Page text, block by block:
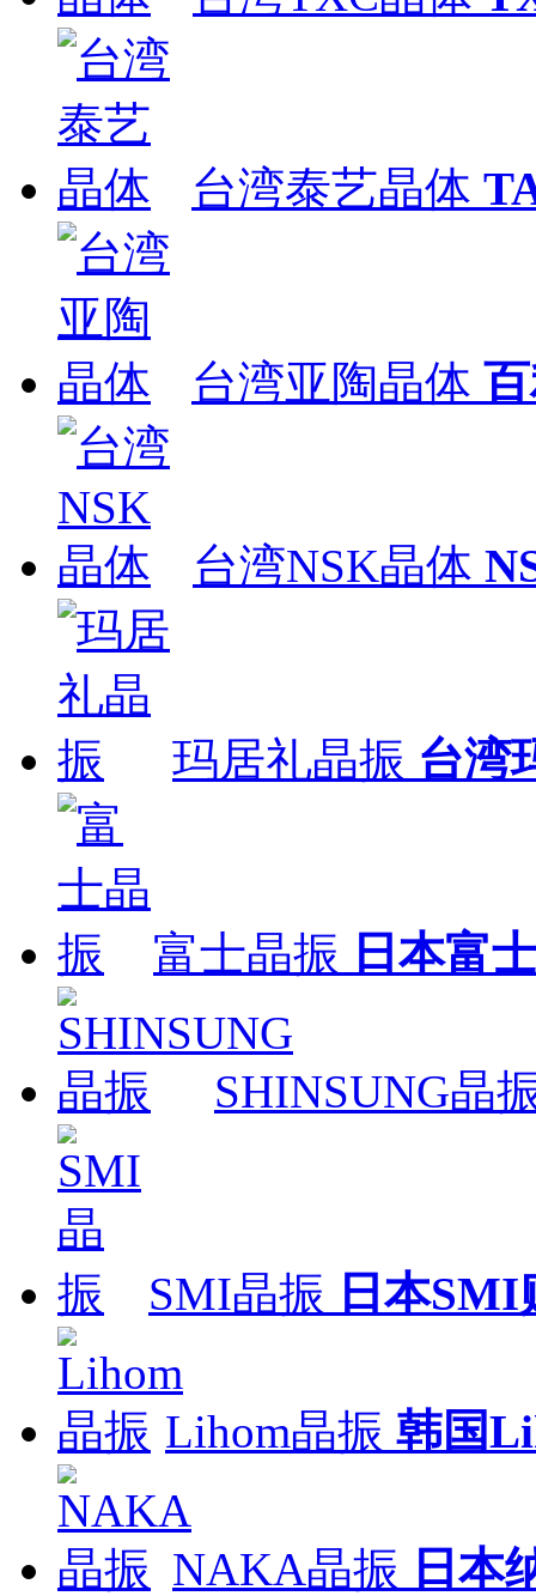
台湾泰艺晶体
台湾亚陶晶体
台湾NSK晶体
玛居礼晶振 台湾
富士晶振 日本富
SHINSUNG晶
SMI晶振 日本SMI
Lihom晶振 韩国
NAKA晶振 日本